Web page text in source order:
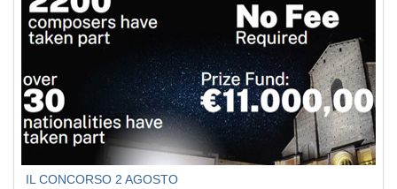
IL CONCORSO 2 AGOSTO